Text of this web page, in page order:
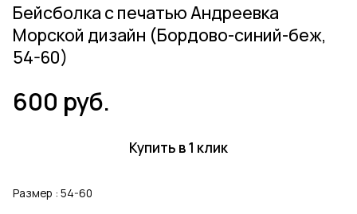
Бейсболка с печатью Андреевка
Морской дизайн (Бордово-синий-беж,
54-60)
600 руб.
Купить в 1 клик
Размер : 54-60